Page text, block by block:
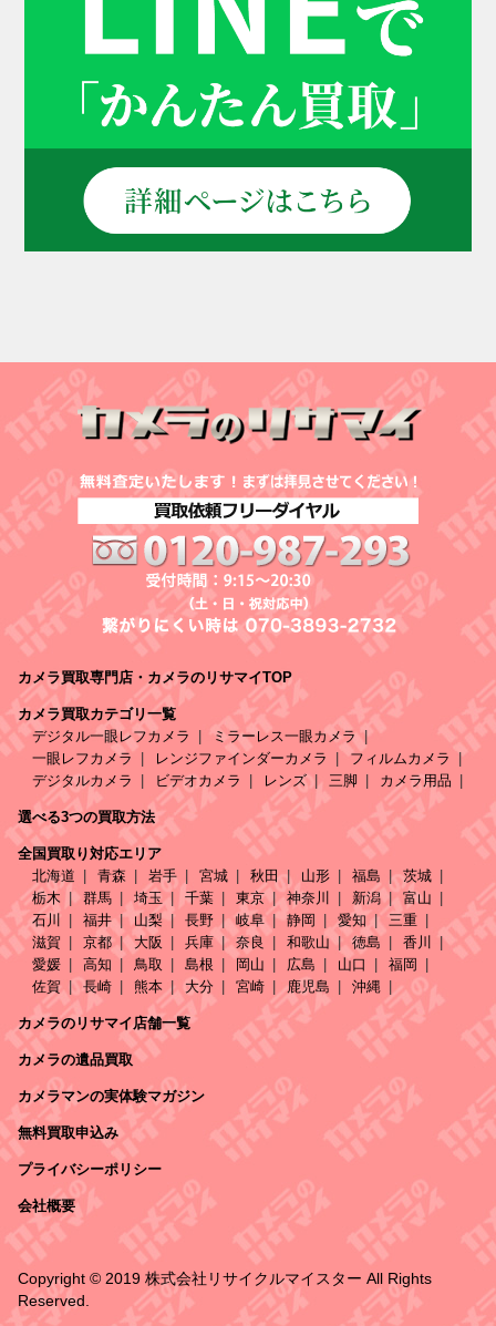
カメラ買取専門店・カメラのリサマイTOP
カメラ買取カテゴリ一覧
デジタル一眼レフカメラ
ミラーレス一眼カメラ
一眼レフカメラ
レンジファインダーカメラ
フィルムカメラ
デジタルカメラ
ビデオカメラ レンズ 三脚 カメラ用品
選べる3つの買取方法
全国買取り対応エリア
北海道
青森 岩手 宮城 秋田 山形 福島
茨城
栃木
群馬 埼玉 千葉 東京 神奈川 新潟
富山
石川
福井 山梨 長野 岐阜 静岡 愛知
三重
滋賀
京都 大阪 兵庫 奈良 和歌山 徳島
香川
愛媛
高知 鳥取 島根 岡山 広島 山口
福岡
佐賀
長崎 熊本 大分 宮崎 鹿児島 沖縄
カメラのリサマイ店舗一覧
カメラの遺品買取
カメラマンの実体験マガジン
無料買取申込み
プライバシーポリシー
会社概要
Copyright © 2019 株式会社リサイクルマイスター All Rights
Reserved.